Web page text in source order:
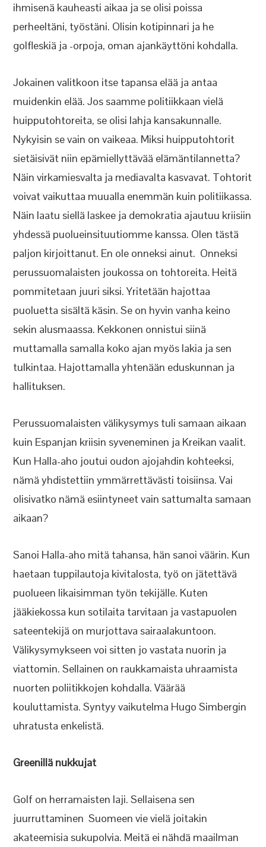
ihmisenä kauheasti aikaa ja se olisi poissa
perheeltäni, työstäni. Olisin kotipinnari ja he
golfleskiä ja -orpoja, oman ajankäyttöni kohdalla.
Jokainen valitkoon itse tapansa elää ja antaa
muidenkin elää. Jos saamme politiikkaan vielä
huipputohtoreita, se olisi lahja kansakunnalle.
Nykyisin se vain on vaikeaa. Miksi huipputohtorit
sietäisivät niin epämiellyttävää elämäntilannetta?
Näin virkamiesvalta ja mediavalta kasvavat. Tohtorit
voivat vaikuttaa muualla enemmän kuin politiikassa.
Näin laatu siellä laskee ja demokratia ajautuu kriisiin
yhdessä puolueinsituutiomme kanssa. Olen tästä
paljon kirjoittanut. En ole onneksi ainut. Onneksi
perussuomalaisten joukossa on tohtoreita. Heitä
pommitetaan juuri siksi. Yritetään hajottaa
puoluetta sisältä käsin. Se on hyvin vanha keino
sekin alusmaassa. Kekkonen onnistui siinä
muttamalla samalla koko ajan myös lakia ja sen
tulkintaa. Hajottamalla yhtenään eduskunnan ja
hallituksen.
Perussuomalaisten välikysymys tuli samaan aikaan
kuin Espanjan kriisin syveneminen ja Kreikan vaalit.
Kun Halla-aho joutui oudon ajojahdin kohteeksi,
nämä yhdistettiin ymmärrettävästi toisiinsa. Vai
olisivatko nämä esiintyneet vain sattumalta samaan
aikaan?
Sanoi Halla-aho mitä tahansa, hän sanoi väärin. Kun
haetaan tuppilautoja kivitalosta, työ on jätettävä
puolueen likaisimman työn tekijälle. Kuten
jääkiekossa kun sotilaita tarvitaan ja vastapuolen
sateentekijä on murjottava sairaalakuntoon.
Välikysymykseen voi sitten jo vastata nuorin ja
viattomin. Sellainen on raukkamaista uhraamista
nuorten poliitikkojen kohdalla. Väärää
kouluttamista. Syntyy vaikutelma Hugo Simbergin
uhratusta enkelistä.
Greenillä nukkujat
Golf on herramaisten laji. Sellaisena sen
juurruttaminen Suomeen vie vielä joitakin
akateemisia sukupolvia. Meitä ei nähdä maailman